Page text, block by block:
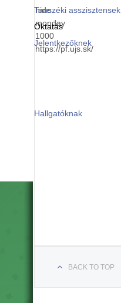
Tanszéki asszisztensek
Oktatás
Jelentkezőknek
Hallgatóknak
hide
monday
1000
https://pf.ujs.sk/
BACK TO TOP